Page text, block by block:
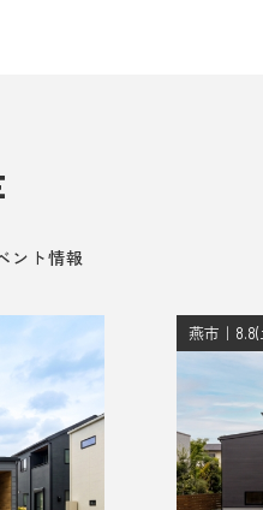
ント情報
燕市｜8.8(